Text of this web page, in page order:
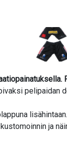
pelipaidan
lisähintaan.
ja